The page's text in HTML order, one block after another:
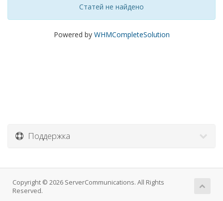
Статей не найдено
Powered by WHMCompleteSolution
Поддержка
Copyright © 2026 ServerCommunications. All Rights
Reserved.